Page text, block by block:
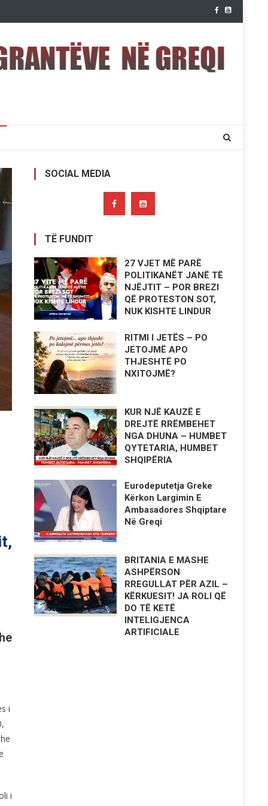
i
i
SOCIAL MEDIA
TË FUNDIT
27 VJET MË PARË
POLITIKANËT JANË TË
NJËJTIT – POR BREZI
QË PROTESTON SOT,
NUK KISHTE LINDUR
RITMI I JETËS – PO
JETOJMË APO
THJESHTË PO
NXITOJMË?
KUR NJË KAUZË E
DREJTË RRËMBEHET
NGA DHUNA – HUMBET
QYTETARIA, HUMBET
SHQIPËRIA
Eurodeputetja Greke
Kërkon Largimin E
Ambasadores Shqiptare
Në Greqi
BRITANIA E MASHE
ASHPËRSON
RREGULLAT PËR AZIL –
KËRKUESIT! JA ROLI QË
DO TË KETË
INTELIGJENCA
ARTIFICIALE